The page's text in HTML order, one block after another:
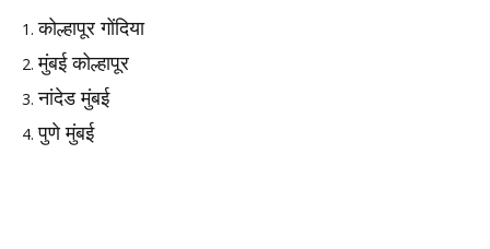
कोल्हापूर गोंदिया
मुंबई कोल्हापूर
नांदेड मुंबई
पुणे मुंबई